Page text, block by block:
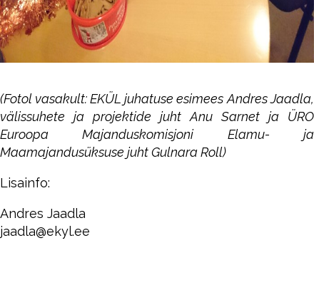
(Fotol vasakult: EKÜL juhatuse esimees Andres Jaadla,
välissuhete ja projektide juht Anu Sarnet ja ÜRO
Euroopa Majanduskomisjoni Elamu- ja
Maamajandusüksuse juht Gulnara Roll)
Lisainfo:
Andres Jaadla
jaadla@ekyl.ee